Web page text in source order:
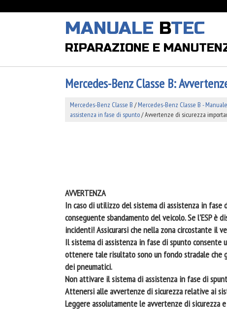
MANUALE BTEC
RIPARAZIONE E
Mercedes-Benz Classe B:
Mercedes-Benz Classe B /Mercedes-Benz Classe B -
assistenza in fase di spunto/ Avvertenze di sicurezza
AVVERTENZA
In caso di utilizzo del sistema di assistenza in
conseguente sbandamento del veicolo. Se l'ESP è
incidenti! Assicurarsi che nella zona circostante il
Il sistema di assistenza in fase di spunto
ottenere tale risultato sono un fondo stradale che
dei pneumatici.
Non attivare il sistema di assistenza in fase di
Attenersi alle avvertenze di sicurezza relative ai
Leggere assolutamente le avvertenze di sicurezza